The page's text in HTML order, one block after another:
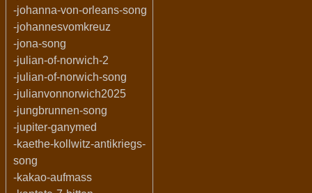
-johanna-von-orleans-song
-johannesvomkreuz
-jona-song
-julian-of-norwich-2
-julian-of-norwich-song
-julianvonnorwich2025
-jungbrunnen-song
-jupiter-ganymed
-kaethe-kollwitz-antikriegs-
song
-kakao-aufmass